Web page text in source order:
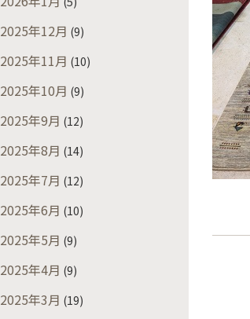
2025年12月 (9)
2025年11月 (10)
2025年10月 (9)
2025年9月 (12)
2025年8月 (14)
2025年7月 (12)
2025年6月 (10)
2025年5月 (9)
2025年4月 (9)
2025年3月 (19)